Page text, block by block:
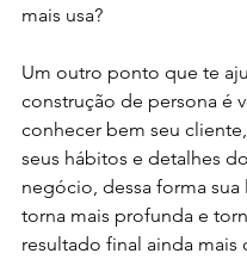
mais usa?
Um outro ponto que te
construção de persona é
conhecer bem seu
seus hábitos e detalhes
negócio, dessa forma sua
torna mais profunda e
resultado final ainda mais